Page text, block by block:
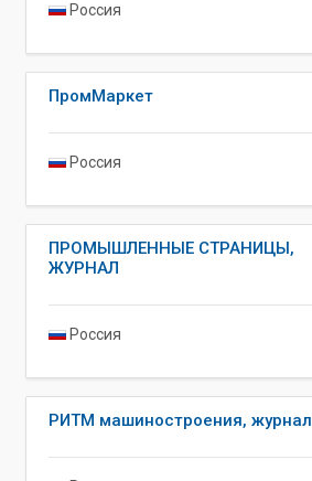
Россия
ПромМаркет
Россия
ПРОМЫШЛЕННЫЕ СТРАНИЦЫ,
ЖУРНАЛ
Россия
РИТМ машиностроения, журнал